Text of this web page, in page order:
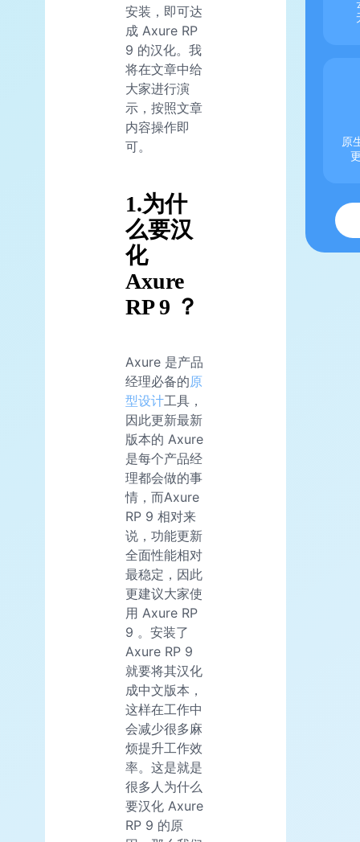
安装，即可达
成 Axure RP
9 的汉化。我
将在文章中给
大家进行演
示，按照文章
内容操作即
可。
1.为什
么要汉
化
Axure
RP 9 ？
Axure 是产品
经理必备的原
型设计工具，
因此更新最新
版本的 Axure
是每个产品经
理都会做的事
情，而Axure
RP 9 相对来
说，功能更新
全面性能相对
最稳定，因此
更建议大家使
用 Axure RP
9 。安装了
Axure RP 9
就要将其汉化
成中文版本，
这样在工作中
会减少很多麻
烦提升工作效
率。这是就是
很多人为什么
要汉化 Axure
RP 9 的原
原